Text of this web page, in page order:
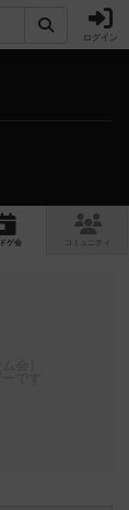
ログイン
ドゲ会 コミュニティ